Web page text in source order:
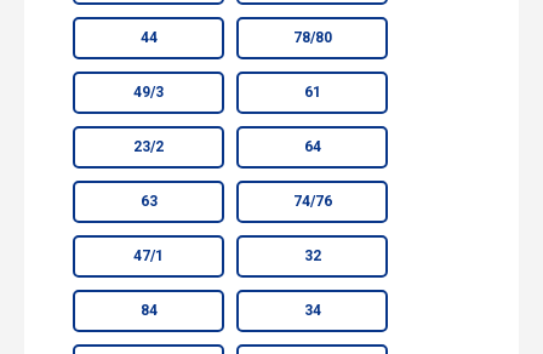
44 78/80
49/3 61
23/2 64
63 74/76
47/1 32
84 34